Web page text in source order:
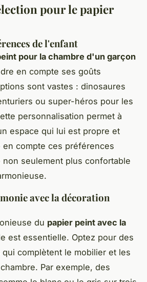
pour le papier
de l'enfant
pour la chambre d'un garçon
en compte ses goûts
sont vastes : dinosaures
ou super-héros pour les
personnalisation permet à
espace qui lui est propre et
en compte ces préférences
non seulement plus confortable
avec la décoration
du papier peint avec la
est essentielle. Optez pour des
complètent le mobilier et les
Par exemple, des